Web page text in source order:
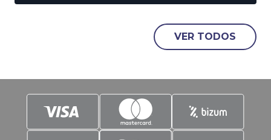
Consolación. Sin embargo, sigue
vigente y, no nos confundamos, estos
duelos suelen dejar espectáculo, y
goles. Es justo en estos parámetros en
VER TODOS